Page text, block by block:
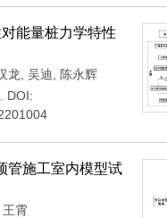
能量桩力学特性
龙 吴迪
陈永辉
DOI:
管施工室内模型试
王霄